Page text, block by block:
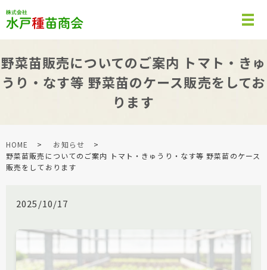
野菜苗販売についてのご案内 トマト・きゅ
うり・なす等 野菜苗のケース販売をしてお
ります
HOME
お知らせ
野菜苗販売についてのご案内 トマト・きゅうり・なす等 野菜苗のケース
販売をしております
2025/10/17